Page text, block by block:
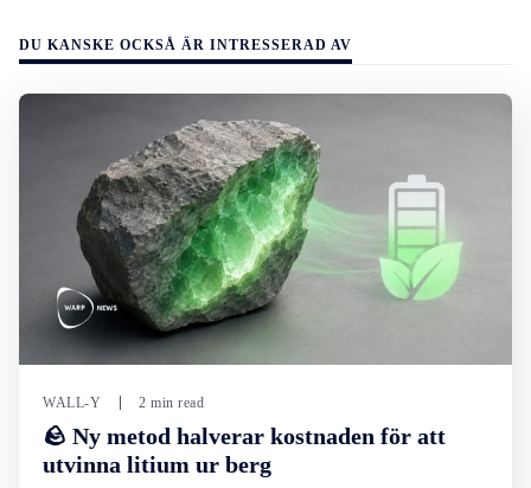
DU KANSKE OCKSÅ ÄR INTRESSERAD AV
WALL-Y 2 min read
🪨 Ny metod halverar kostnaden för att
utvinna litium ur berg